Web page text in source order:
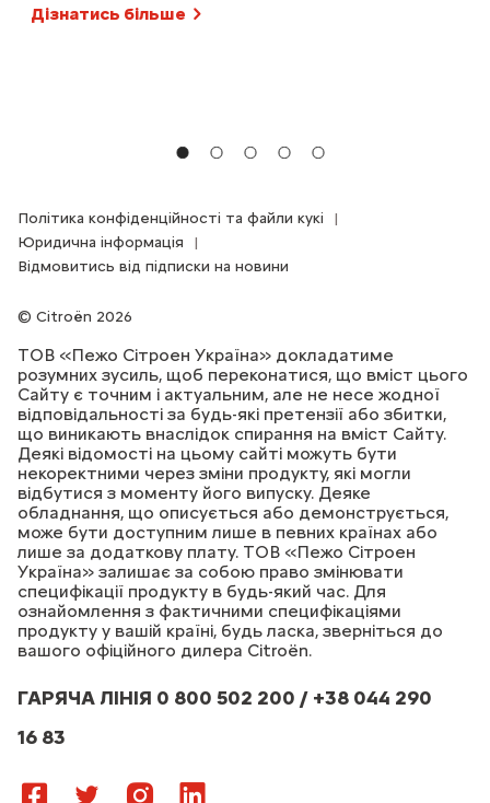
Дізнатись більше
ГАРЯЧА ЛІНІЯ 0 800 502 200 / +38 044 290
16 83
Citroën 2026
Політика конфіденційності та файли кукі
Юридична інформація
Відмовитись від підписки на новини
ТОВ «Пежо Сітроен Україна» докладатиме
розумних зусиль, щоб переконатися, що вміст цього
Сайту є точним і актуальним, але не несе жодної
відповідальності за будь-які претензії або збитки,
що виникають внаслідок спирання на вміст Сайту.
Деякі відомості на цьому сайті можуть бути
некоректними через зміни продукту, які могли
відбутися з моменту його випуску. Деяке
обладнання, що описується або демонструється,
може бути доступним лише в певних країнах або
лише за додаткову плату. ТОВ «Пежо Сітроен
Україна» залишає за собою право змінювати
специфікації продукту в будь-який час. Для
ознайомлення з фактичними специфікаціями
продукту у вашій країні, будь ласка, зверніться до
вашого офіційного дилера Citroёn.